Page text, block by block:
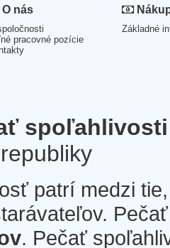
O nás
pracovné pozície
Základné
spoľahlivosti
patrí medzi
. Pečať